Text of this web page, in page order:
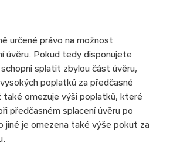
určené právo na možnost
úvěru. Pokud tedy disponujete
splatit zbylou část úvěru,
poplatků za předčasné
také omezuje výši poplatků, které
předčasném splacení úvěru po
jiné je omezena také výše pokut za